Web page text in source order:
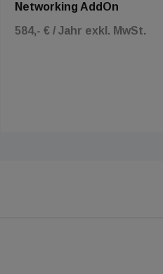
Networking AddOn
584,- € / Jahr exkl. MwSt.